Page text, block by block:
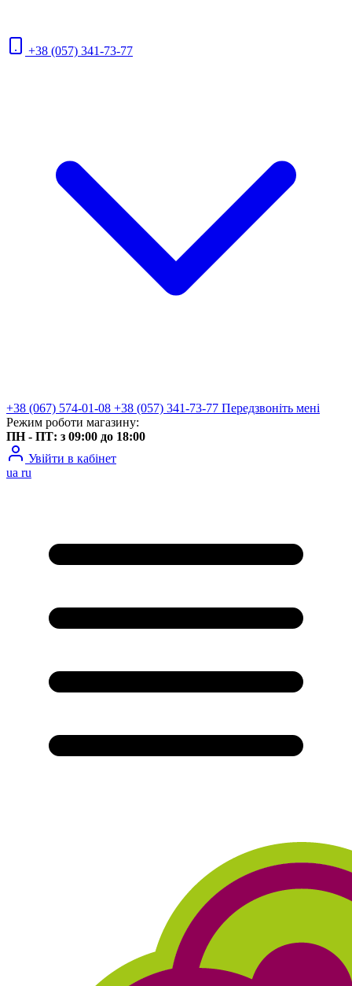
+38 (057) 341-73-77
+38 (067) 574-01-08 +38 (057) 341-73-77 Передзвоніть мені
Режим роботи магазину:
ПН - ПТ: з 09:00 до 18:00
Увійти в кабінет
ua ru